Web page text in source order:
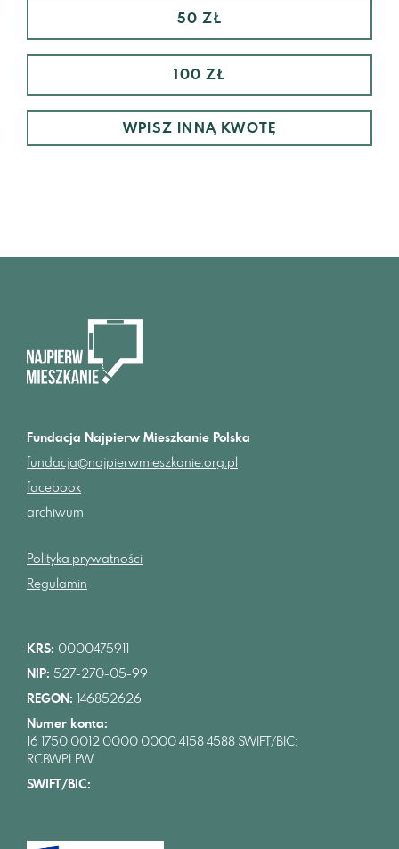
50 ZŁ
100 ZŁ
Fundacja Najpierw Mieszkanie Polska
fundacja@najpierwmieszkanie.org.pl
facebook
archiwum
Polityka prywatności
Regulamin
KRS: 0000475911
NIP: 527-270-05-99
REGON:
146852626
Numer konta:
16 1750 0012 0000 0000 4158 4588 SWIFT/BIC:
RCBWPLPW
SWIFT/BIC: